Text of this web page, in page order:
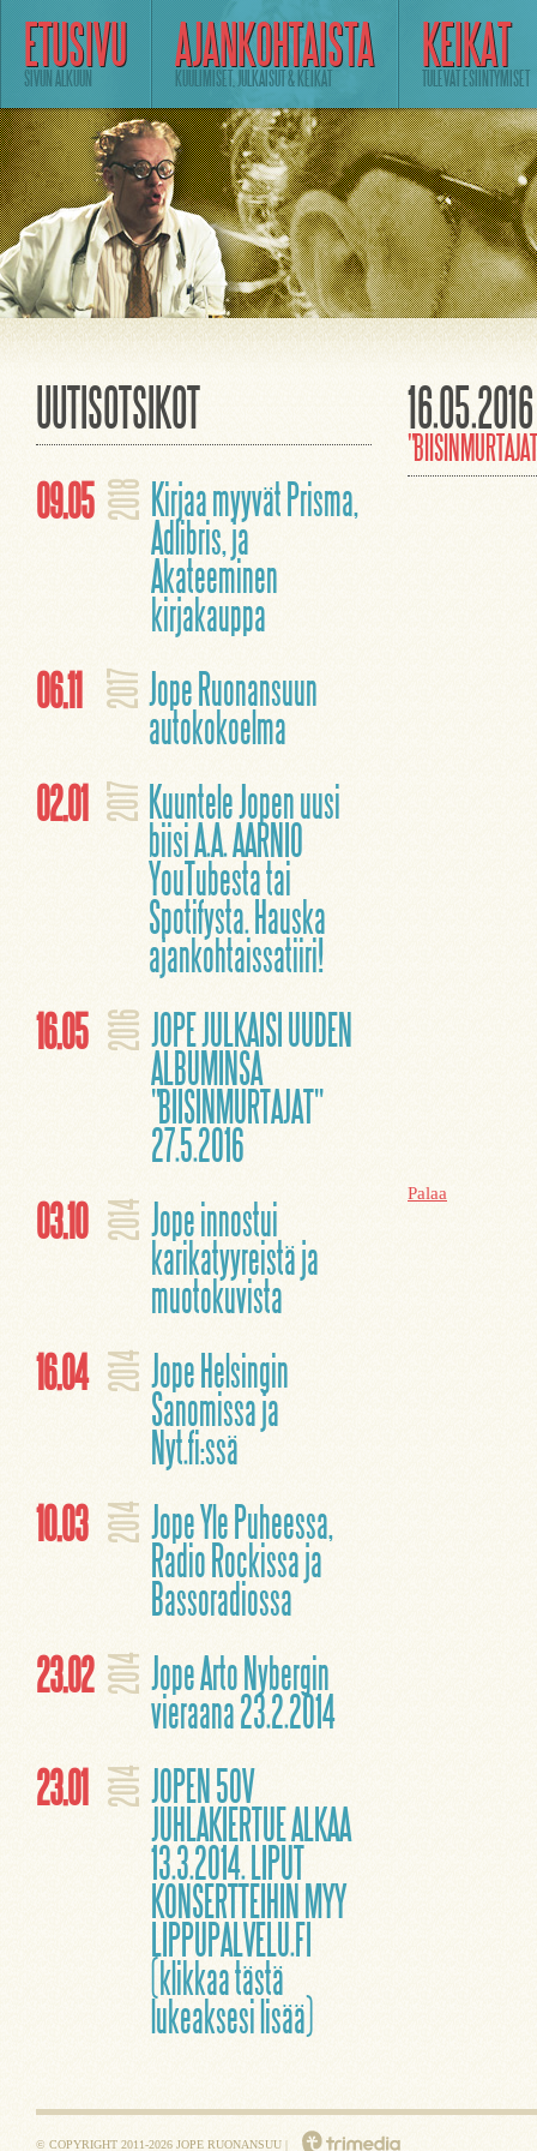
ETUSIVU
SIVUN ALKUUN
AJANKOHTAISTA
KUULIMISET, JULKAISUT & KEIKAT
KEIKAT
TULEVAT ESIINTYMISET
UUTISOTSIKOT
09.05 2018 Kirjaa myyvät Prisma,
Adlibris, ja
Akateeminen
kirjakauppa
06.11 2017 Jope Ruonansuun
autokokoelma
02.01 2017 Kuuntele Jopen uusi
biisi A.A. AARNIO
YouTubesta tai
Spotifysta. Hauska
ajankohtaissatiiri!
16.05 2016 JOPE JULKAISI UUDEN
ALBUMINSA
"BIISINMURTAJAT"
27.5.2016
03.10 2014 Jope innostui
karikatyyreistä ja
muotokuvista
16.04 2014 Jope Helsingin
Sanomissa ja
Nyt.fi:ssä
10.03 2014 Jope Yle Puheessa,
Radio Rockissa ja
Bassoradiossa
23.02 2014 Jope Arto Nybergin
vieraana 23.2.2014
23.01 2014 JOPEN 50V
JUHLAKIERTUE ALKAA
13.3.2014. LIPUT
KONSERTTEIHIN MYY
LIPPUPALVELU.FI
(klikkaa tästä
lukeaksesi lisää)
Palaa
© COPYRIGHT 2011-2026 JOPE RUONANSUU |